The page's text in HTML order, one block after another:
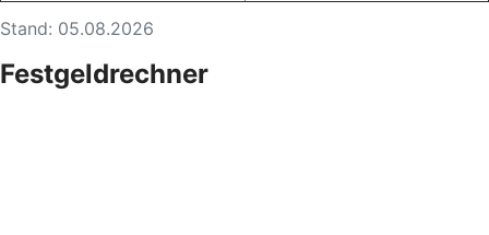
Stand: 05.08.2026
Festgeldrechner